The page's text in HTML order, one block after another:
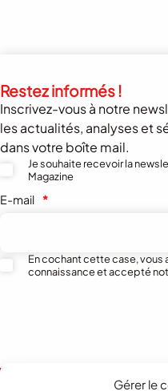
Gérer le
Restez informés !
Inscrivez-vous à notre
les actualités, analyses et
dans votre boîte mail.
Je souhaite recevoir la
Magazine
E-mail *
En cochant cette case, vous
connaissance et accepté